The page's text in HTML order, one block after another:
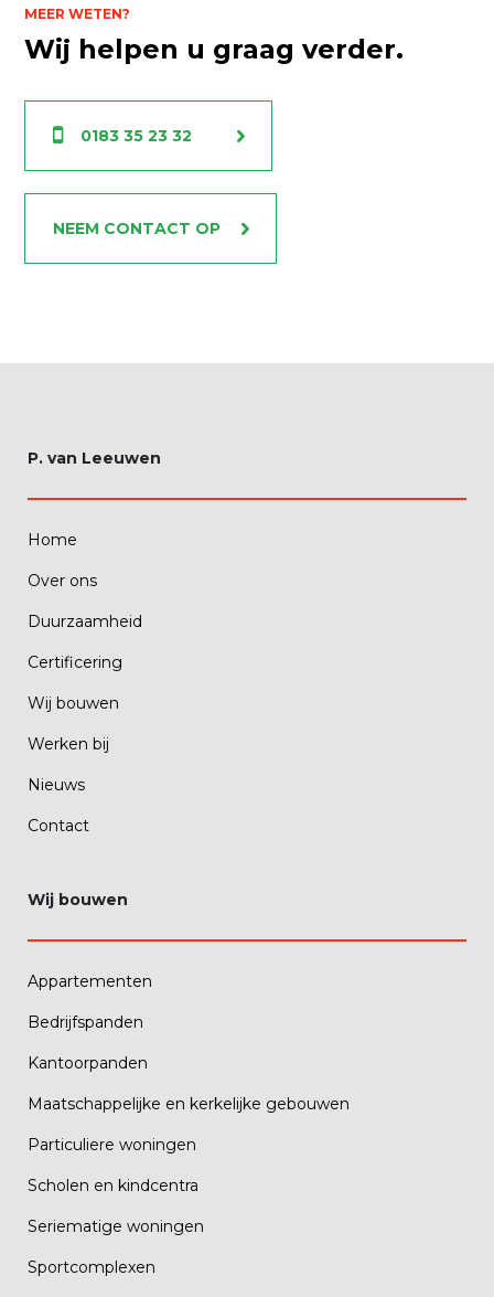
MEER WETEN?
Wij helpen u graag verder.
0183 35 23 32
NEEM CONTACT OP
P. van Leeuwen
Home
Over ons
Duurzaamheid
Certificering
Wij bouwen
Werken bij
Nieuws
Contact
Wij bouwen
Appartementen
Bedrijfspanden
Kantoorpanden
Maatschappelijke en kerkelijke gebouwen
Particuliere woningen
Scholen en kindcentra
Seriematige woningen
Sportcomplexen